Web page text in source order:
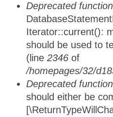
Deprecated function
Iterator::current():
should be used to
(line 2346 of
/homepages/32/
Deprecated function
should either be